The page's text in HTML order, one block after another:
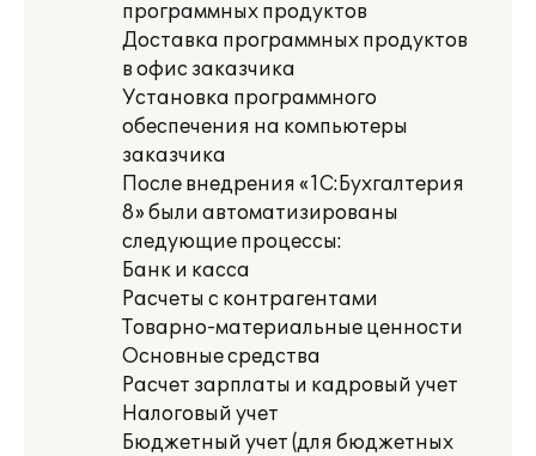
программных продуктов
Доставка программных продуктов
в офис заказчика
Установка программного
обеспечения на компьютеры
заказчика
После внедрения «1С:Бухгалтерия
8» были автоматизированы
следующие процессы:
Банк и касса
Расчеты с контрагентами
Товарно-материальные ценности
Основные средства
Расчет зарплаты и кадровый учет
Налоговый учет
Бюджетный учет (для бюджетных